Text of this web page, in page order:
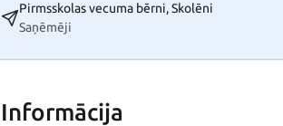
Pirmsskolas vecuma bērni, Skolēni
Saņēmēji
Informācija